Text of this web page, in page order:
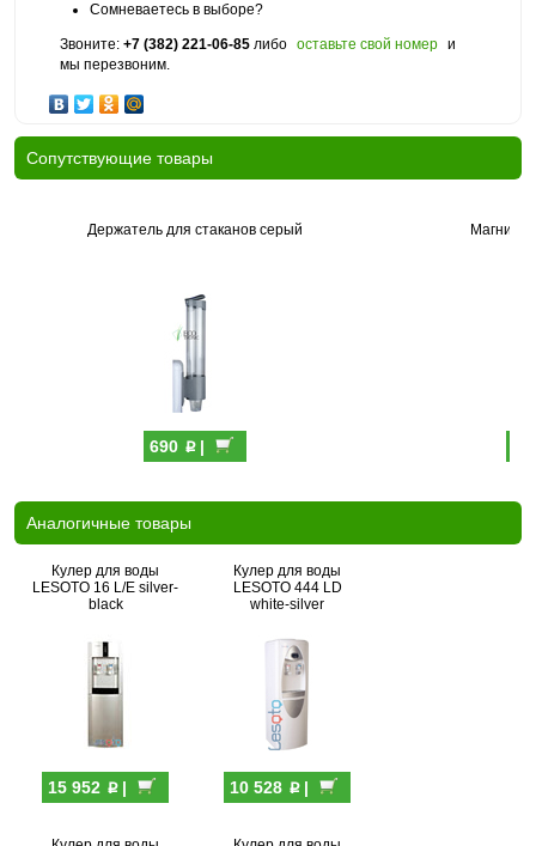
Сомневаетесь в выборе?
Звоните: +7 (382) 221-06-85 либо оставьте свой номер и
мы перезвоним.
Cопутствующие товары
Держатель для стаканов серый
690 p|
Аналогичные товары
Кулер для воды
LESOTO 16 L/E silver-
black
15 952 p|
Кулер для воды
LESOTO 444 LD
white-silver
10 528 p|